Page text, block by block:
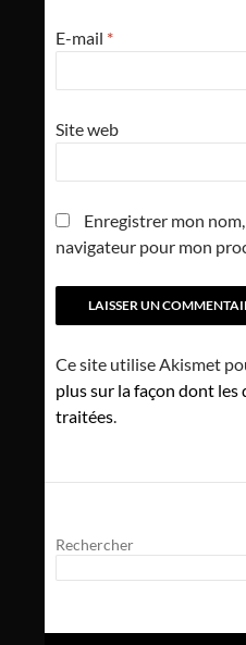
E-mail *
Site web
Enregistrer mon
navigateur pour mon
Ce site utilise Akismet
plus sur la façon dont
traitées.
Rechercher